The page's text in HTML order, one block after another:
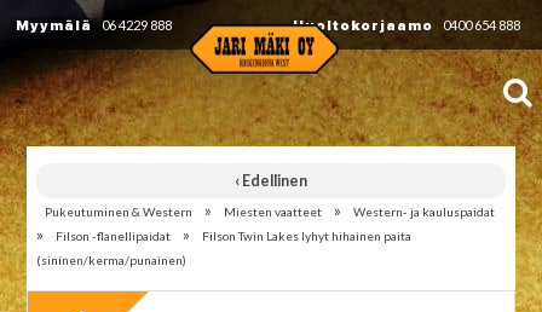
Myymälä 06 4229 888 Huoltokorjaamo 0400 654 888
‹ Edellinen
Pukeutuminen & Western » Miesten vaatteet » Western- ja kauluspaidat
» Filson -flanellipaidat »
Filson Twin Lakes lyhyt hihainen paita
(sininen/kerma/punainen)